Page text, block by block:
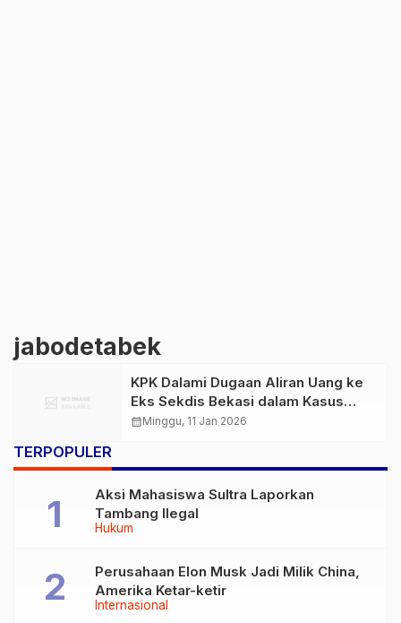
jabodetabek
KPK Dalami Dugaan Aliran Uang ke
Eks Sekdis Bekasi dalam Kasus
Suap Bupati Nonaktif Ade Kuswara
calendar_monthMinggu, 11 Jan 2026
TERPOPULER
Hukum
Aksi Mahasiswa Sultra Laporkan
Tambang Ilegal
Internasional
Perusahaan Elon Musk Jadi Milik China,
Amerika Ketar-ketir